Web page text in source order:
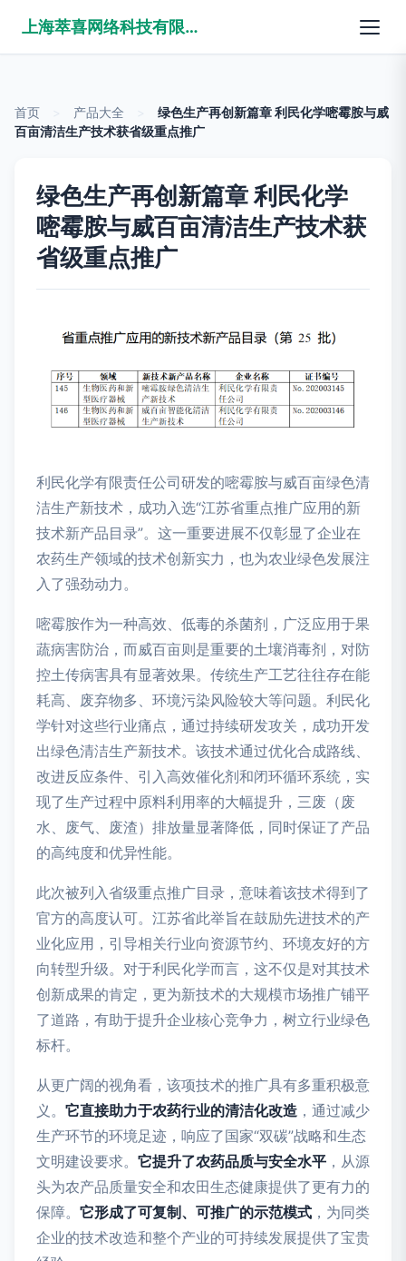
上海萃喜网络科技有限公司
首页 产品大全
绿色生产再创新篇章 利民化学嘧霉胺与威
百亩清洁生产技术获省级重点推广
绿色生产再创新篇章 利民化学
嘧霉胺与威百亩清洁生产技术获
省级重点推广
利民化学有限责任公司研发的嘧霉胺与威百亩绿色清
洁生产新技术，成功入选“江苏省重点推广应用的新
技术新产品目录”。这一重要进展不仅彰显了企业在
农药生产领域的技术创新实力，也为农业绿色发展注
入了强劲动力。
嘧霉胺作为一种高效、低毒的杀菌剂，广泛应用于果
蔬病害防治，而威百亩则是重要的土壤消毒剂，对防
控土传病害具有显著效果。传统生产工艺往往存在能
耗高、废弃物多、环境污染风险较大等问题。利民化
学针对这些行业痛点，通过持续研发攻关，成功开发
出绿色清洁生产新技术。该技术通过优化合成路线、
改进反应条件、引入高效催化剂和闭环循环系统，实
现了生产过程中原料利用率的大幅提升，三废（废
水、废气、废渣）排放量显著降低，同时保证了产品
的高纯度和优异性能。
此次被列入省级重点推广目录，意味着该技术得到了
官方的高度认可。江苏省此举旨在鼓励先进技术的产
业化应用，引导相关行业向资源节约、环境友好的方
向转型升级。对于利民化学而言，这不仅是对其技术
创新成果的肯定，更为新技术的大规模市场推广铺平
了道路，有助于提升企业核心竞争力，树立行业绿色
标杆。
从更广阔的视角看，该项技术的推广具有多重积极意
义。 它直接助力于农药行业的清洁化改造 ，通过减少
生产环节的环境足迹，响应了国家“双碳”战略和生态
文明建设要求。 它提升了农药品质与安全水平 ，从源
头为农产品质量安全和农田生态健康提供了更有力的
保障。 它形成了可复制、可推广的示范模式 ，为同类
企业的技术改造和整个产业的可持续发展提供了宝贵